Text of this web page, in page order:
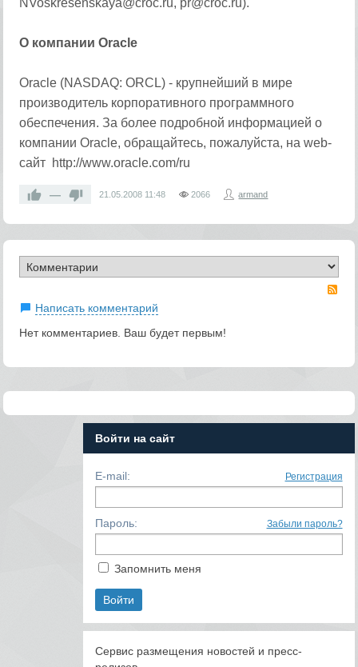
NVoskresenskaya@croc.ru, pr@croc.ru).
О компании Oracle
Oracle (NASDAQ: ORCL) - крупнейший в мире
производитель корпоративного программного
обеспечения. За более подробной информацией о
компании Oracle, обращайтесь, пожалуйста, на web-
сайт http://www.oracle.com/ru
— 21.05.2008 11:48 2066 armand
Написать комментарий
Нет комментариев. Ваш будет первым!
Войти на сайт
E-mail: Регистрация
Пароль: Забыли пароль?
Запомнить меня
Сервис размещения новостей и пресс-